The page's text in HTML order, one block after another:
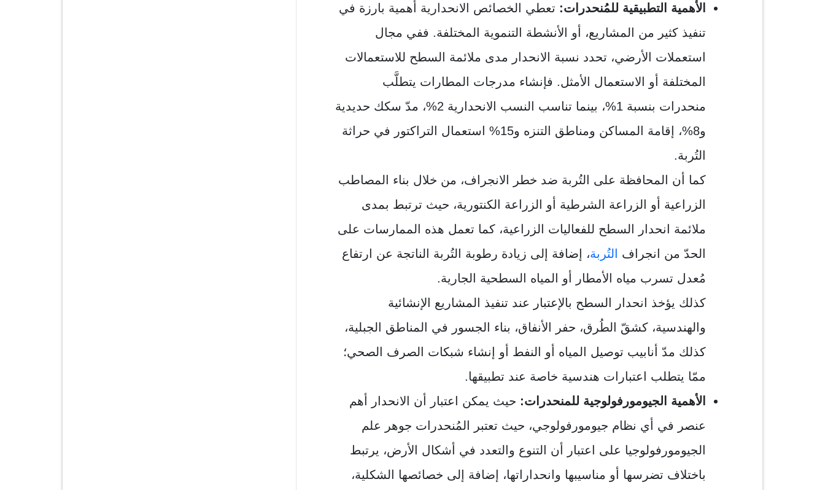
الأهمية التطبيقية للمُنحدرات: تعطي الخصائص الانحدارية أهمية بارزة في
تنفيذ كثير من المشاريع، أو الأنشطة التنموية المختلفة. ففي مجال
استعملات الأرضي، تحدد نسبة الانحدار مدى ملائمة السطح للاستعمالات
المختلفة أو الاستعمال الأمثل. فإنشاء مدرجات المطارات يتطلَّب
منحدرات بنسبة 1%، بينما تناسب النسب الانحدارية 2%، مدّ سكك حديدية
و8%، إقامة المساكن ومناطق التنزه و15% استعمال التراكتور في حراثة
التُربة.
كما أن المحافظة على التُربة ضد خطر الانجراف، من خلال بناء المصاطب
الزراعية أو الزراعة الشرطية أو الزراعة الكنتورية، حيث ترتبط بمدى
ملائمة انحدار السطح للفعاليات الزراعية، كما تعمل هذه الممارسات على
الحدّ من انجراف
التُربة، إضافة إلى زيادة رطوبة التُربة الناتجة عن ارتفاع
مُعدل تسرب مياه الأمطار أو المياه السطحية الجارية.
كذلك يؤخذ انحدار السطح بالإعتبار عند تنفيذ المشاريع الإنشائية
والهندسية، كشقّ الطُرق، حفر الأنفاق، بناء الجسور في المناطق الجبلية،
كذلك مدّ أنابيب توصيل المياه أو النفط أو إنشاء شبكات الصرف الصحي؛
ممّا يتطلب اعتبارات هندسية خاصة عند تطبيقها.
الأهمية الجيومورفولوجية للمنحدرات: حيث يمكن اعتبار أن الانحدار أهم
عنصر في أي نظام جيومورفولوجي، حيث تعتبر المُنحدرات جوهر علم
الجيومورفولوجيا على اعتبار أن التنوع والتعدد في أشكال الأرض، يرتبط
باختلاف تضرسها أو مناسيبها وانحداراتها، إضافة إلى خصائصها الشكلية،